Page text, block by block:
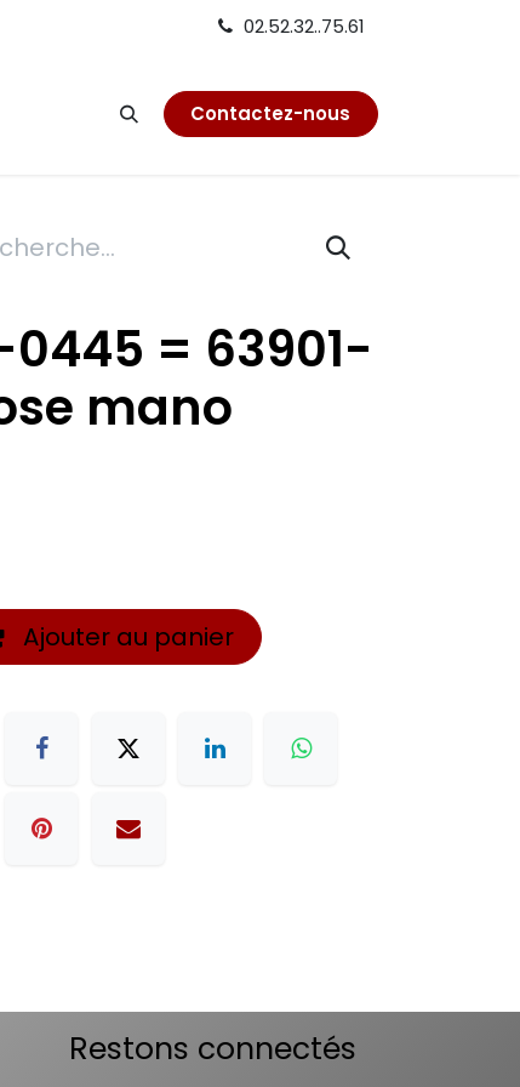
02.52.32..75.61
Contactez-nous
0445 = 63901-
mano
Ajouter au panier
Restons connectés